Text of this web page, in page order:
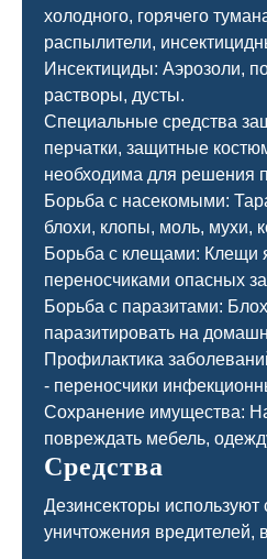
холодного, горячего
распылители,
Инсектициды: Аэрозоли,
растворы, дусты.
Специальные средства
перчатки, защитные
необходима для решения
Борьба с насекомыми:
блохи, клопы, моль, мухи,
Борьба с клещами: Клещи
переносчиками опасных
Борьба с паразитами:
паразитировать на
Профилактика
- переносчики
Сохранение имущества:
повреждать мебель,
Средства
Дезинсекторы используют
уничтожения вредителей,